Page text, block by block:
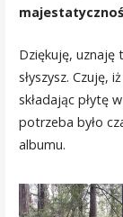
Dziękuję, uznaję
słyszysz. Czuję,
składając płytę
potrzeba było
albumu.